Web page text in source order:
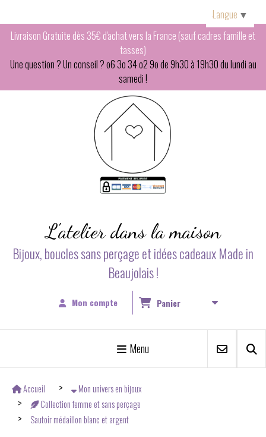
Livraison Gratuite dès 35€ d'achat vers la France (sauf cadres famille et
tasses)
Une question ? Un conseil ? o6 3o 34 o2 9o de 9h30 à 19h30 du lundi au
samedi !
L'atelier dans la maison
Bijoux, boucles sans perçage et idées cadeaux Made in
Beaujolais !
Mon compte Panier
Menu
Accueil
Mon univers en bijoux
Collection femme et sans perçage
Sautoir médaillon blanc et argent
Langue ▼